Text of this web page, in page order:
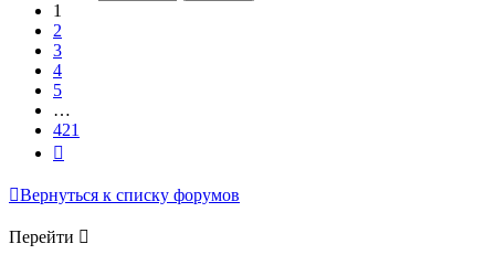
1
2
3
4
5
…
421
Вернуться к списку форумов
Перейти